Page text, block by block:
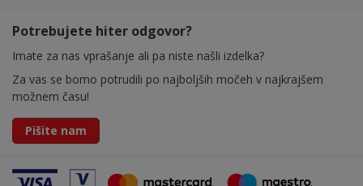
Potrebujete hiter odgovor?
Imate za nas vprašanje ali pa niste našli izdelka?
Za vas se bomo potrudili po najboljših močeh v najkrajšem
možnem času!
Pišite nam